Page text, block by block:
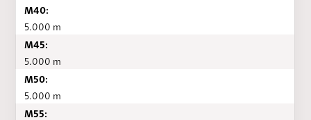
M40:
5.000 m
M45:
5.000 m
M50:
5.000 m
M55: